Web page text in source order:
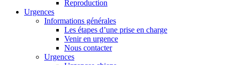
Reproduction
Urgences
Informations générales
Les étapes d’une prise en charge
Venir en urgence
Nous contacter
Urgences